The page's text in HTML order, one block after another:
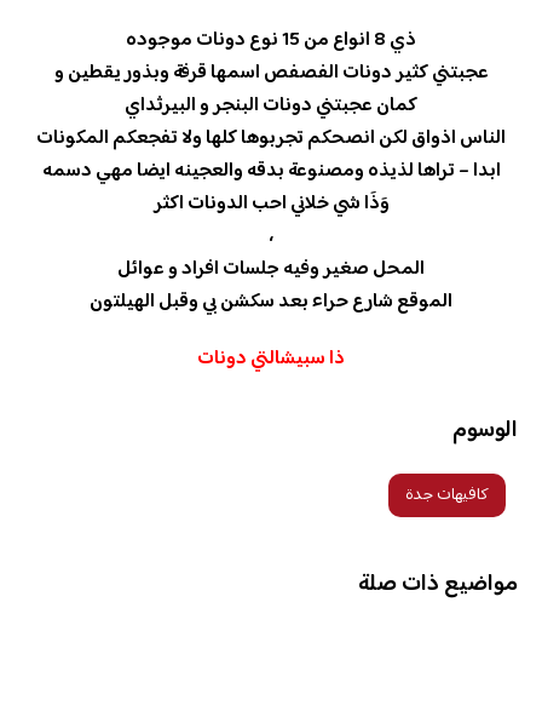
ذي 8 انواع من 15 نوع دونات موجوده
عجبتني كثير دونات الفصفص اسمها قرفة وبذور يقطين و
كمان عجبتني دونات البنجر و البيرثداي
الناس اذواق لكن انصحكم تجربوها كلها ولا تفجعكم المكونات
ابدا – تراها لذيذه ومصنوعة بدقه والعجينه ايضا مهي دسمه
وَذَا شي خلاني احب الدونات اكثر
،
المحل صغير وفيه جلسات افراد و عوائل
الموقع شارع حراء بعد سكشن بي وقبل الهيلتون
ذا سبيشالتي دونات
الوسوم
كافيهات جدة
مواضيع ذات صلة